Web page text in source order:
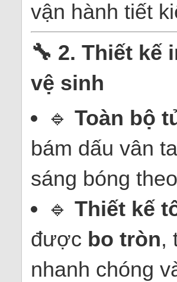
vận hành tiết
🔧 2. Thiết kế
vệ sinh
🔹 Toàn bộ
bám dấu vân
sáng bóng
🔹 Thiết kế
được bo tròn,
nhanh chóng